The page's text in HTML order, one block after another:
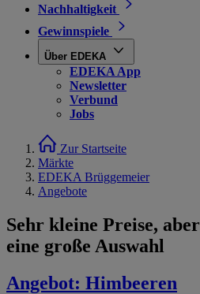
Nachhaltigkeit
Gewinnspiele
Über EDEKA
EDEKA App
Newsletter
Verbund
Jobs
Zur Startseite
Märkte
EDEKA Brüggemeier
Angebote
Sehr kleine Preise, aber
eine große Auswahl
Angebot: Himbeeren